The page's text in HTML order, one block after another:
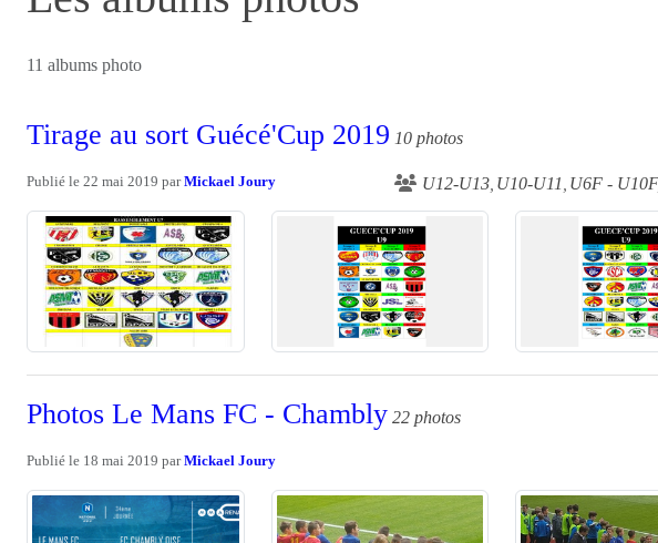
11 albums photo
Tirage au sort Guécé'Cup 2019 10 photos
U12-U13 U10-U11 U6F - U10F
Publié le 22 mai 2019 parMickael Joury
Photos Le Mans FC - Chambly 22 photos
Publié le 18 mai 2019 parMickael Joury